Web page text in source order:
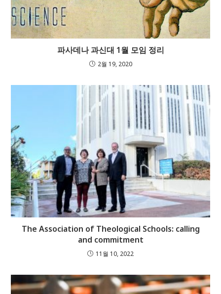
파사데나 과신대 1월 모임 정리
2월 19, 2020
The Association of Theological Schools: calling
and commitment
11월 10, 2022